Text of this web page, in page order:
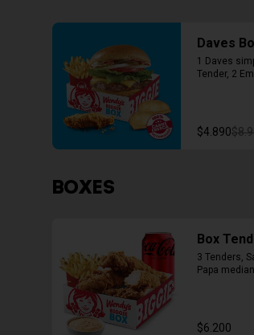
Daves
1 Daves
Tender, 2
$4.890
BOXES
Box
3 Tenders,
Papa
$6.200